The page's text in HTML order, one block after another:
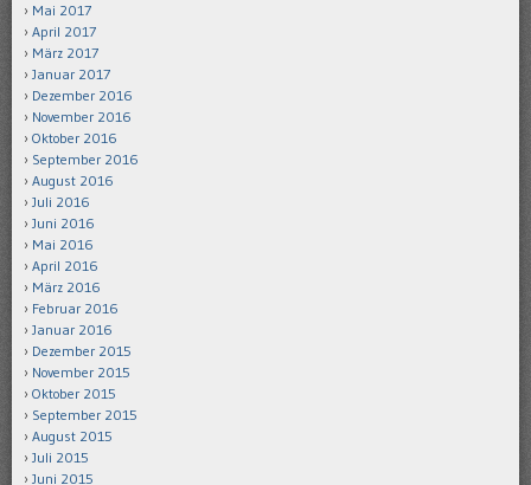
Mai 2017
April 2017
März 2017
Januar 2017
Dezember 2016
November 2016
Oktober 2016
September 2016
August 2016
Juli 2016
Juni 2016
Mai 2016
April 2016
März 2016
Februar 2016
Januar 2016
Dezember 2015
November 2015
Oktober 2015
September 2015
August 2015
Juli 2015
Juni 2015